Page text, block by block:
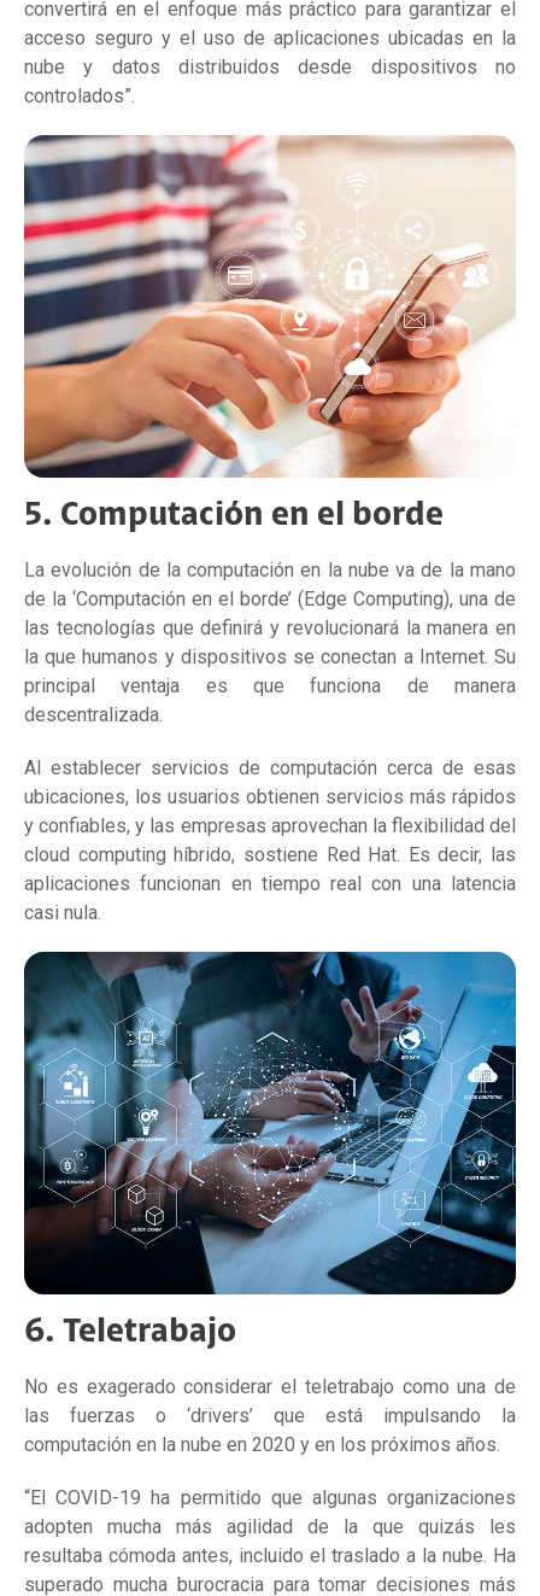
convertirá en el enfoque más práctico para garantizar el
acceso seguro y el uso de aplicaciones ubicadas en la
nube y datos distribuidos desde dispositivos no
controlados”.
5. Computación en el borde
La evolución de la computación en la nube va de la mano
de la ‘Computación en el borde’ (Edge Computing), una de
las tecnologías que definirá y revolucionará la manera en
la que humanos y dispositivos se conectan a Internet. Su
principal ventaja es que funciona de manera
descentralizada.
Al establecer servicios de computación cerca de esas
ubicaciones, los usuarios obtienen servicios más rápidos
y confiables, y las empresas aprovechan la flexibilidad del
cloud computing híbrido, sostiene Red Hat. Es decir, las
aplicaciones funcionan en tiempo real con una latencia
casi nula.
6. Teletrabajo
No es exagerado considerar el teletrabajo como una de
las fuerzas o ‘drivers’ que está impulsando la
computación en la nube en 2020 y en los próximos años.
“El COVID-19 ha permitido que algunas organizaciones
adopten mucha más agilidad de la que quizás les
resultaba cómoda antes, incluido el traslado a la nube. Ha
superado mucha burocracia para tomar decisiones más